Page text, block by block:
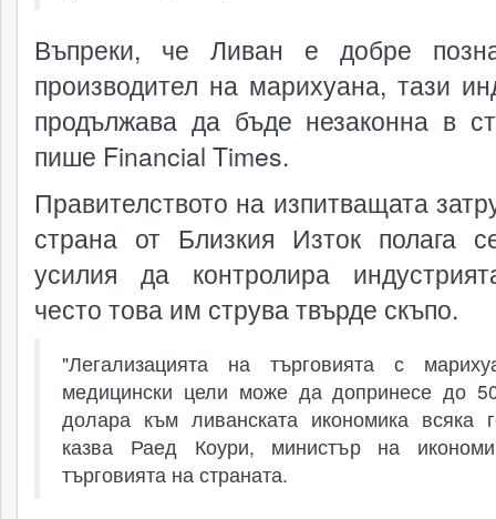
Въпреки, че Ливан е добре
производител на марихуана, тази
продължава да бъде незаконна в
пише Financial Times.
Правителството на изпитващата
страна от Близкия Изток полага
усилия да контролира
често това им струва твърде скъпо.
"Легализацията на търговията с
медицински цели може да допринесе до
долара към ливанската икономика всяка
казва Раед Коури, министър на
търговията на страната.